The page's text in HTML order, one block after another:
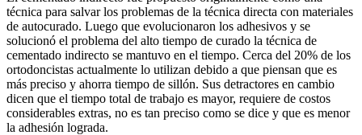
técnica para salvar los problemas de la técnica directa con materiales
de autocurado. Luego que evolucionaron los adhesivos y se
solucionó el problema del alto tiempo de curado la técnica de
cementado indirecto se mantuvo en el tiempo. Cerca del 20% de los
ortodoncistas actualmente lo utilizan debido a que piensan que es
más preciso y ahorra tiempo de sillón. Sus detractores en cambio
dicen que el tiempo total de trabajo es mayor, requiere de costos
considerables extras, no es tan preciso como se dice y que es menor
la adhesión lograda.